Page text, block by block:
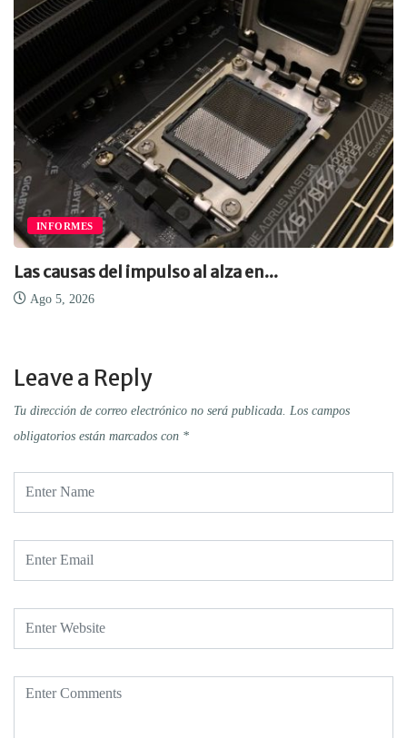
INFORMES
Las causas del impulso al alza en...
Ago 5, 2026
Leave a Reply
Tu dirección de correo electrónico no será publicada. Los campos
obligatorios están marcados con *